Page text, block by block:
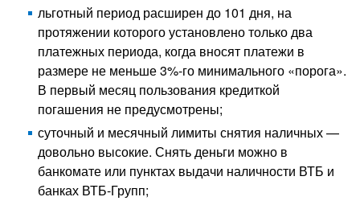
льготный период расширен до 101 дня, на
протяжении которого установлено только два
платежных периода, когда вносят платежи в
размере не меньше 3%-го минимального «порога».
В первый месяц пользования кредиткой
погашения не предусмотрены;
суточный и месячный лимиты снятия наличных —
довольно высокие. Снять деньги можно в
банкомате или пунктах выдачи наличности ВТБ и
банках ВТБ-Групп;